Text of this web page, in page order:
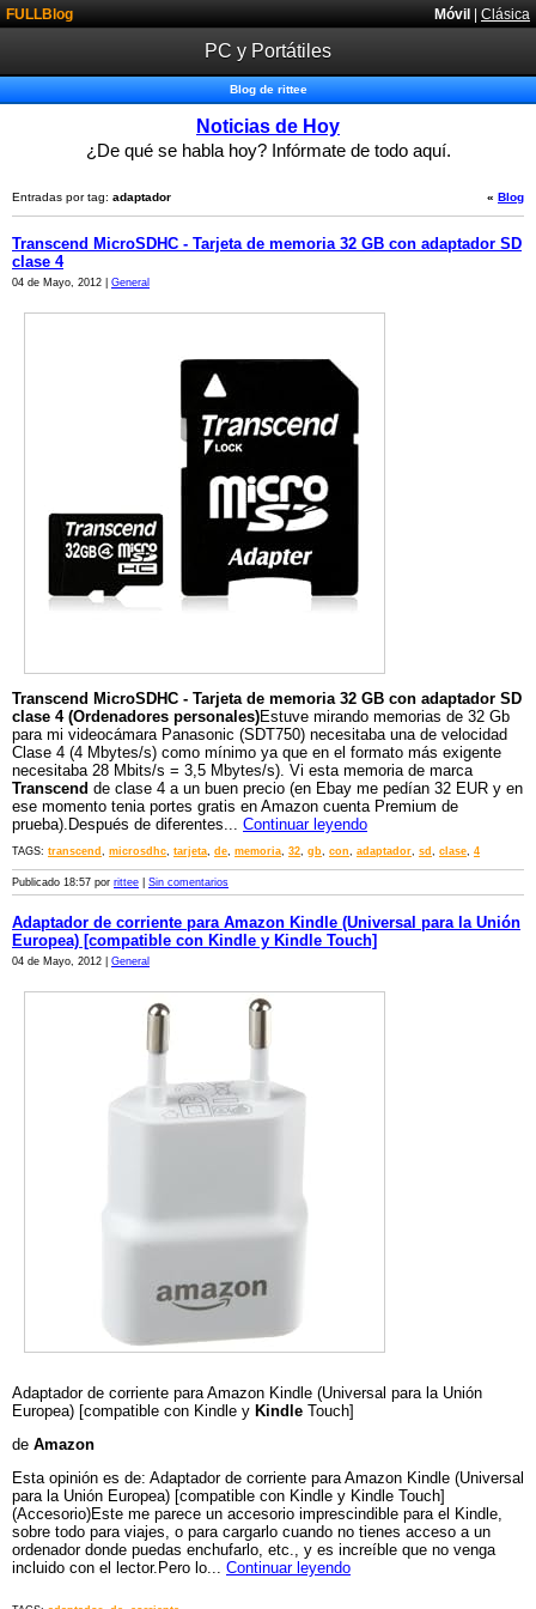
Móvil | Clásica
FULLBlog
PC y Portátiles
Blog de rittee
Noticias de Hoy
¿De qué se habla hoy? Infórmate de todo aquí.
« Blog
Entradas por tag: adaptador
Transcend MicroSDHC - Tarjeta de memoria 32 GB con adaptador SD
clase 4
04 de Mayo, 2012 | General
Transcend MicroSDHC - Tarjeta de memoria 32 GB con adaptador SD
clase 4 (Ordenadores personales)Estuve mirando memorias de 32 Gb
para mi videocámara Panasonic (SDT750) necesitaba una de velocidad
Clase 4 (4 Mbytes/s) como mínimo ya que en el formato más exigente
necesitaba 28 Mbits/s = 3,5 Mbytes/s). Vi esta memoria de marca
Transcend de clase 4 a un buen precio (en Ebay me pedían 32 EUR y en
ese momento tenia portes gratis en Amazon cuenta Premium de
prueba).Después de diferentes... Continuar leyendo
TAGS: transcend , microsdhc, tarjeta, de, memoria, 32, gb, con, adaptador, sd , clase, 4
Publicado 18:57 por rittee Sin comentarios
Adaptador de corriente para Amazon Kindle (Universal para la Unión
Europea) [compatible con Kindle y Kindle Touch]
04 de Mayo, 2012 | General
Adaptador de corriente para Amazon Kindle (Universal para la Unión
Europea) [compatible con Kindle y Kindle Touch]
de Amazon
Esta opinión es de: Adaptador de corriente para Amazon Kindle (Universal
para la Unión Europea) [compatible con Kindle y Kindle Touch]
(Accesorio)Este me parece un accesorio imprescindible para el Kindle,
sobre todo para viajes, o para cargarlo cuando no tienes acceso a un
ordenador donde puedas enchufarlo, etc., y es increíble que no venga
incluido con el lector.Pero lo... Continuar leyendo